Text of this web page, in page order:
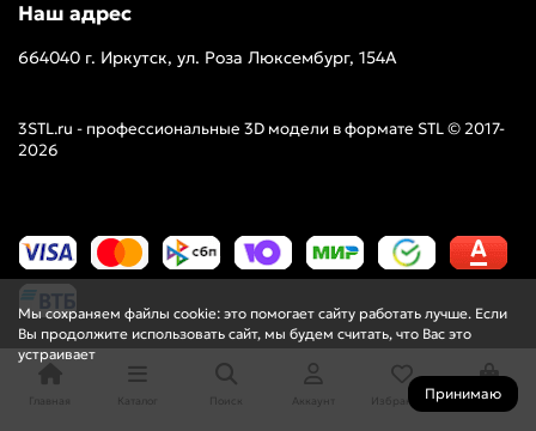
Мы сохраняем файлы cookie: это помогает сайту работать лучше. Если
Вы продолжите использовать сайт, мы будем считать, что Вас это
устраивает
Принимаю
Наш адрес
664040 г. Иркутск, ул. Роза Люксембург, 154А
3STL.ru - профессиональные 3D модели в формате STL © 2017-
2026
Главная Каталог Поиск Аккаунт Избранное Корзина